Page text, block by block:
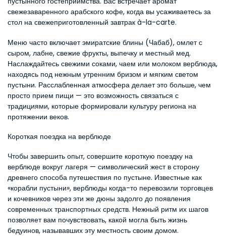
свежезаваренного арабского кофе, когда вы усаживаетесь за
стол на свежеприготовленный завтрак à-la-carte.
Меню часто включает эмиратские блины (Чабаб), омлет с
сыром, лабне, свежие фрукты, выпечку и местный мед.
Наслаждайтесь свежими соками, чаем или молоком верблюда,
находясь под нежным утренним бризом и мягким светом
пустыни. Расслабленная атмосфера делает это больше, чем
просто прием пищи — это возможность связаться с
традициями, которые формировали культуру региона на
протяжении веков.
Короткая поездка на верблюде
Чтобы завершить опыт, совершите короткую поездку на
верблюде вокруг лагеря — символический жест в сторону
древнего способа путешествия по пустыне. Известные как
«корабли пустыни», верблюды когда-то перевозили торговцев
и кочевников через эти же дюны задолго до появления
современных транспортных средств. Нежный ритм их шагов
позволяет вам почувствовать, какой могла быть жизнь
бедуинов, называвших эту местность своим домом.